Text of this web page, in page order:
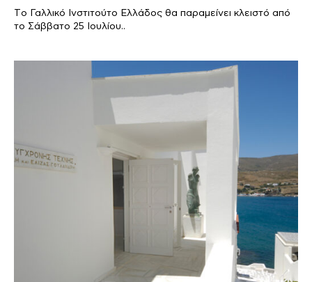
Tο Γαλλικό Ινστιτούτο Ελλάδος θα παραμείνει κλειστό από
το Σάββατο 25 Ιουλίου..